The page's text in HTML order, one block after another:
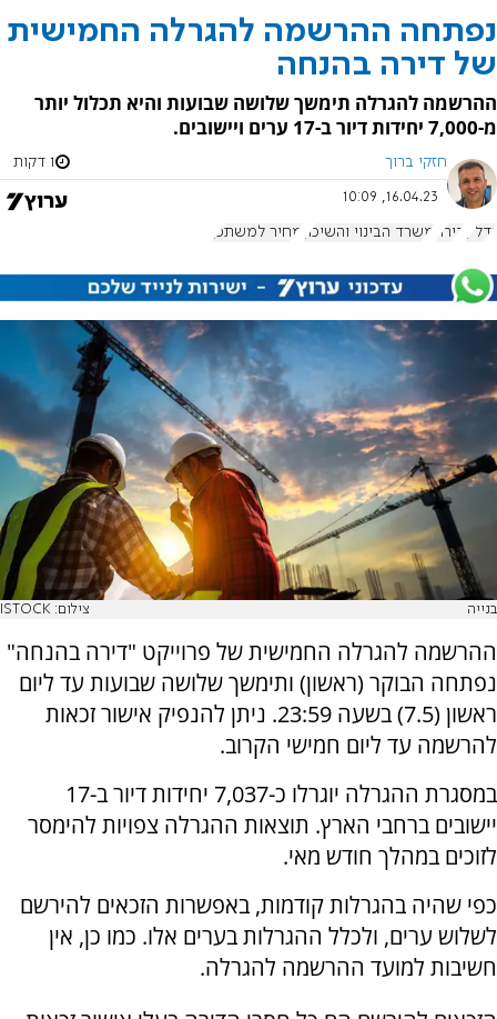
נפתחה ההרשמה להגרלה החמישית
של דירה בהנחה
ההרשמה להגרלה תימשך שלושה שבועות והיא תכלול יותר
מ-7,000 יחידות דיור ב-17 ערים ויישובים.
חזקי ברוך 1 דקות
16.04.23, 10:09
נדל"ן דירה משרד הבינוי והשיכון מחיר למשתכן
בנייה צילום: ISTOCK
ההרשמה להגרלה החמישית של פרוייקט "דירה בהנחה"
נפתחה הבוקר (ראשון) ותימשך שלושה שבועות עד ליום
ראשון (7.5) בשעה 23:59. ניתן להנפיק אישור זכאות
להרשמה עד ליום חמישי הקרוב.
במסגרת ההגרלה יוגרלו כ-7,037 יחידות דיור ב-17
יישובים ברחבי הארץ. תוצאות ההגרלה צפויות להימסר
לזוכים במהלך חודש מאי.
כפי שהיה בהגרלות קודמות, באפשרות הזכאים להירשם
לשלוש ערים, ולכלל ההגרלות בערים אלו. כמו כן, אין
חשיבות למועד ההרשמה להגרלה.